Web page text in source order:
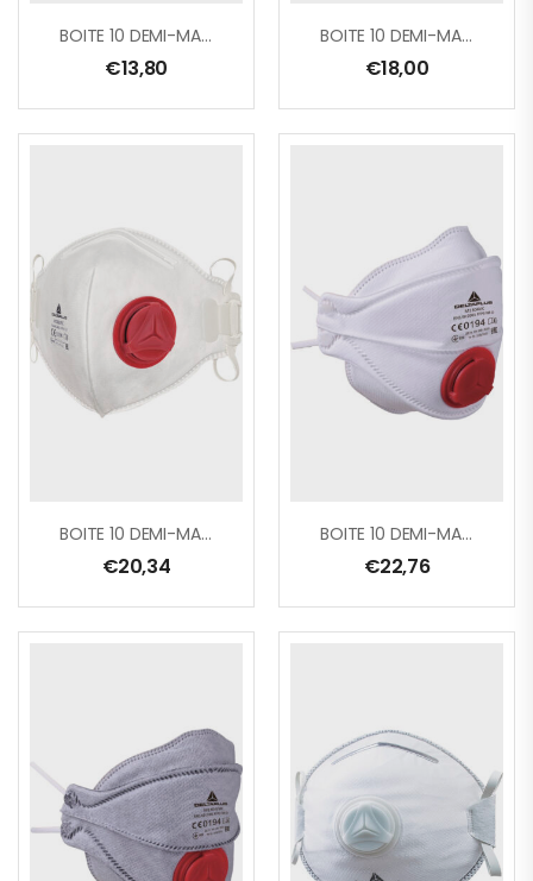
BOITE 10 DEMI-MASQUES JETABLES FFP2 AVEC VALVE – PLIAGE VERTICAL
€13,80
BOITE 10 DEMI-MASQUES JETABLES FFP2 PLIABLES 4 VOLETS AVEC VALVE
€18,00
BOITE 10 DEMI-MASQUES JETABLES FFP3 AVEC VALVE – PLIAGE VERTICAL
€20,34
BOITE 10 DEMI-MASQUES JETABLES FFP3 PLIABLES 4 VOLETS AVEC VALVE
€22,76